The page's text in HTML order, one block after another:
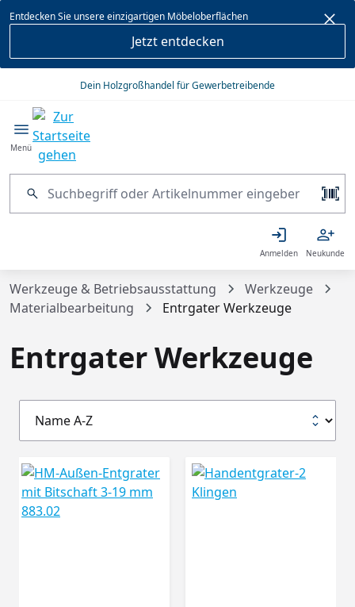
springen
Entdecken Sie unsere einzigartigen Möbeloberflächen
Jetzt entdecken
Dein Holzgroßhandel für Gewerbetreibende
Menü
Anmelden Neukunde
Werkzeuge & Betriebsausstattung
Werkzeuge
Materialbearbeitung
Entrgater Werkzeuge
Entrgater Werkzeuge